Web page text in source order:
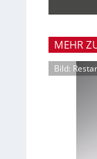
MEHR
Bild: